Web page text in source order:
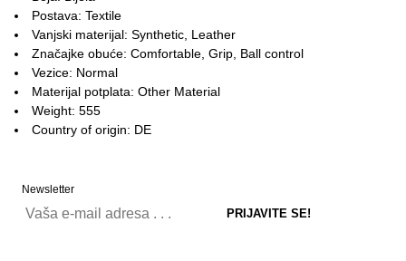
Postava: Textile
Vanjski materijal: Synthetic, Leather
Značajke obuće: Comfortable, Grip, Ball control
Vezice: Normal
Materijal potplata: Other Material
Weight: 555
Country of origin: DE
Newsletter